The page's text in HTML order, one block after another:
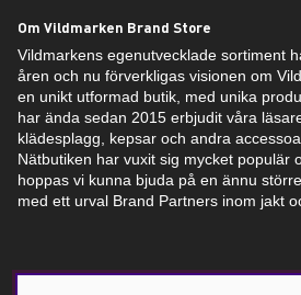
Om Vildmarken Brand Store
Vildmarkens egenutvecklade sortiment
åren och nu förverkligas visionen om
en unikt utformad butik, med unika
har ända sedan 2015 erbjudit våra
klädesplagg, kepsar och andra
Nätbutiken har vuxit sig mycket populär
hoppas vi kunna bjuda på en ännu
med ett urval Brand Partners inom jakt